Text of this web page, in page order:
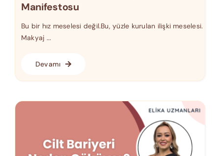
Manifestosu
Bu bir hız meselesi değil.Bu, yüzle kurulan ilişki meselesi.
Makyaj ...
Devamı